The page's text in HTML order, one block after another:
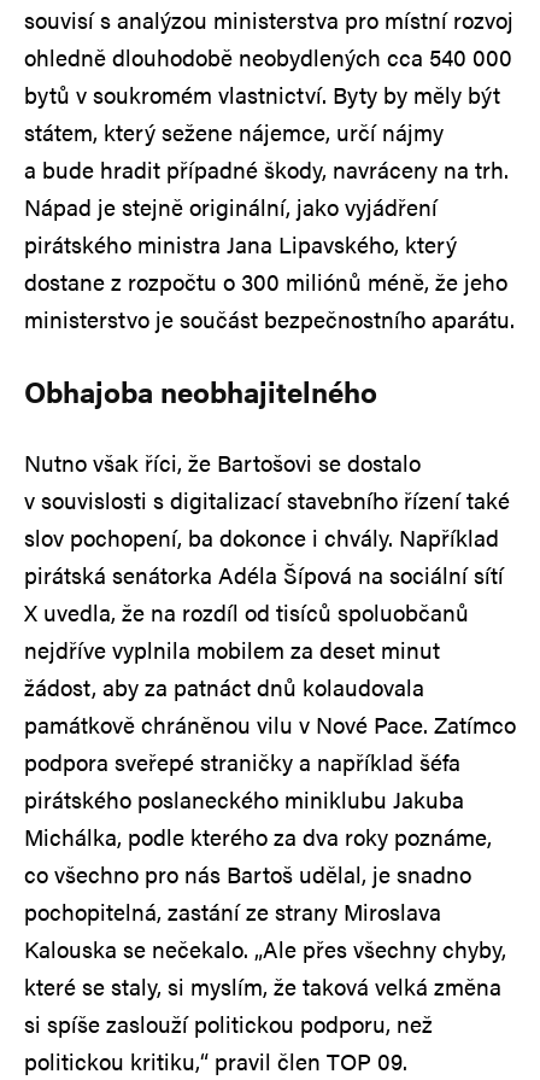
souvisí s analýzou ministerstva pro místní rozvoj
ohledně dlouhodobě neobydlených cca 540 000
bytů v soukromém vlastnictví. Byty by měly být
státem, který sežene nájemce, určí nájmy
a bude hradit případné škody, navráceny na trh.
Nápad je stejně originální, jako vyjádření
pirátského ministra Jana Lipavského, který
dostane z rozpočtu o 300 miliónů méně, že jeho
ministerstvo je součást bezpečnostního aparátu.
Obhajoba neobhajitelného
Nutno však říci, že Bartošovi se dostalo
v souvislosti s digitalizací stavebního řízení také
slov pochopení, ba dokonce i chvály. Například
pirátská senátorka Adéla Šípová na sociální sítí
X uvedla, že na rozdíl od tisíců spoluobčanů
nejdříve vyplnila mobilem za deset minut
žádost, aby za patnáct dnů kolaudovala
památkově chráněnou vilu v Nové Pace. Zatímco
podpora sveřepé straničky a například šéfa
pirátského poslaneckého miniklubu Jakuba
Michálka, podle kterého za dva roky poznáme,
co všechno pro nás Bartoš udělal, je snadno
pochopitelná, zastání ze strany Miroslava
Kalouska se nečekalo. „Ale přes všechny chyby,
které se staly, si myslím, že taková velká změna
si spíše zaslouží politickou podporu, než
politickou kritiku,“ pravil člen TOP 09.